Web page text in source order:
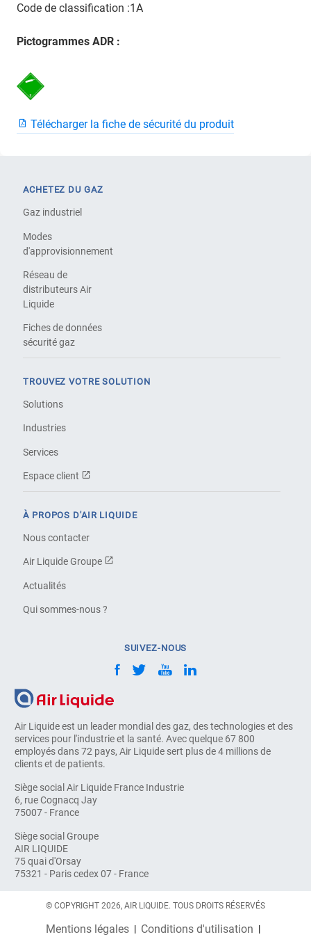
Code de classification :1A
Pictogrammes ADR :
Télécharger la fiche de sécurité du produit
Air Liquide est un leader mondial des gaz, des technologies et des
services pour l'industrie et la santé. Avec quelque 67 800
employés dans 72 pays, Air Liquide sert plus de 4 millions de
clients et de patients.
Siège social Air Liquide France Industrie
6, rue Cognacq Jay
75007 - France
Siège social Groupe
AIR LIQUIDE
75 quai d'Orsay
75321 - Paris cedex 07 - France
ACHETEZ DU GAZ
Gaz industriel
Modes
d'approvisionnement
Réseau de
distributeurs Air
Liquide
Fiches de données
sécurité gaz
TROUVEZ VOTRE SOLUTION
Solutions
Industries
Services
Espace client
À PROPOS D'AIR LIQUIDE
Nous contacter
Air Liquide Groupe
Actualités
Qui sommes-nous ?
SUIVEZ-NOUS
© COPYRIGHT 2026, AIR LIQUIDE. TOUS DROITS RÉSERVÉS
Mentions légales Conditions d'utilisation